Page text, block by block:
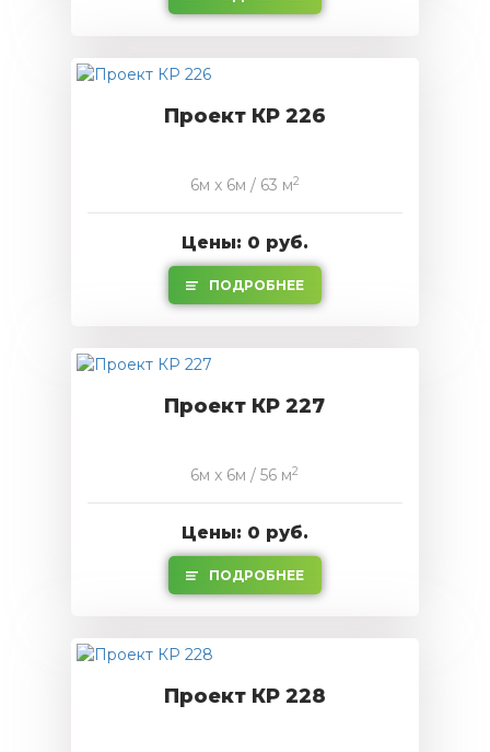
Проект КР 226
6м x 6м / 63 м2
Цены: 0 руб.
ПОДРОБНЕЕ
Проект КР 227
6м x 6м / 56 м2
Цены: 0 руб.
ПОДРОБНЕЕ
Проект КР 228